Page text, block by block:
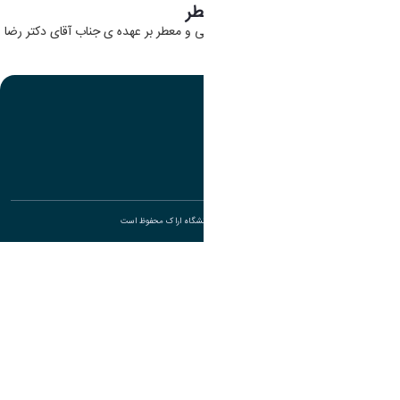
مدیر گروه گیاهان داروئی و معطر
در حال حاضر مدیریت گروه گیاهان داروئی و معطر بر عهده ی جناب آقای دکتر رضا
تمامی حقوق برای دانشگاه اراک محفوظ است